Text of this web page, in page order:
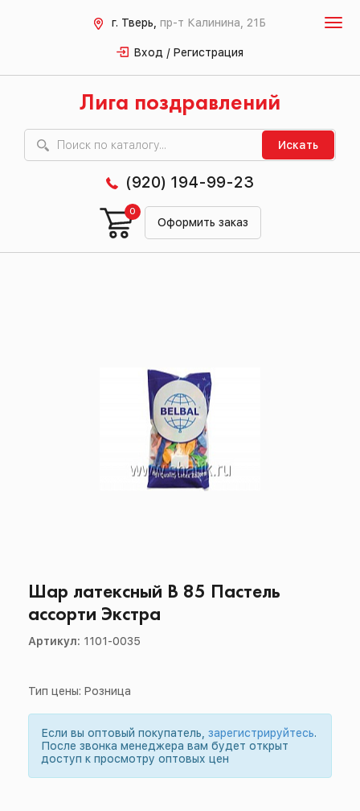
г. Тверь, пр-т Калинина, 21Б
Вход / Регистрация
Лига поздравлений
Искать
(920) 194-99-23
Оформить заказ
0
Шар латексный В 85 Пастель
ассорти Экстра
Артикул: 1101-0035
Тип цены: Розница
Если вы оптовый покупатель, зарегистрируйтесь.
После звонка менеджера вам будет открыт
доступ к просмотру оптовых цен